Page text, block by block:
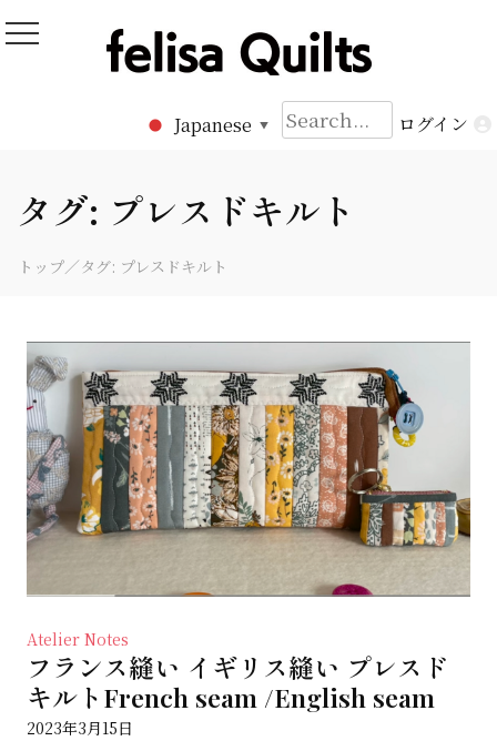
to
Felisa Quilts
パッチワークキルト Felisa Quilts
Japanese ▼
検
索:
ログイン
タグ: プレスドキルト
トップ／タグ: プレスドキルト
Atelier Notes
フランス縫い イギリス縫い プレスド
キルトFrench seam /English seam
2023年3月15日